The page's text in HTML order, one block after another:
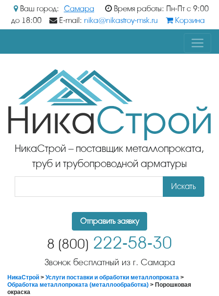
Ваш город: Самара
Время работы: Пн-Пт с 9:00
до 18:00
E-mail: nika@nikastroy-msk.ru Корзина
НикаСтрой – поставщик металлопроката,
труб и трубопроводной арматуры
Искать
Отправить заявку
8 (800) 222-58-30
Звонок бесплатный из г. Самара
НикаСтрой > Услуги поставки и обработки металлопроката >
Обработка металлопроката (металлообработка) > Порошковая
окраска